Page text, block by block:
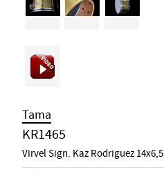
Tama
KR1465
Virvel Sign. Kaz Rodriguez 14x6,5